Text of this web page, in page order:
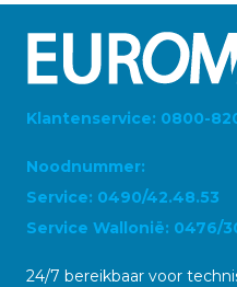
Klantenservice: 0800-
Noodnummer:
Service: 0490/42.48.53
Service Wallonië: 0476/
24/7 bereikbaar voor